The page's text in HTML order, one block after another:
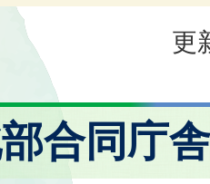
更
合同庁舎